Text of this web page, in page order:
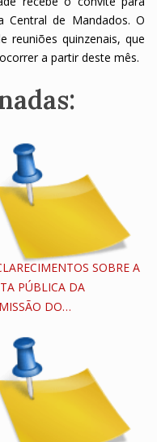
de Mandados. O
reuniões quinzenais, que
a partir deste mês.
SOBRE A
PÚBLICA DA
DO…